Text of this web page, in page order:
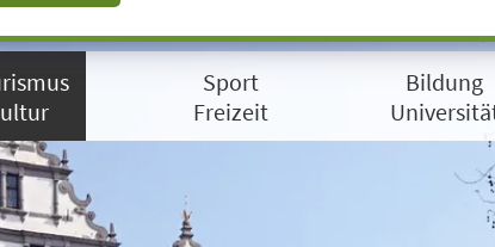
Sport
Freizeit
Bildung